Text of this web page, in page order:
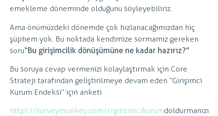
emekleme döneminde olduğunu söyleyebiliriz.
Ama önümüzdeki dönemde çok hızlanacağımızdan hiç
şüphem yok. Bu noktada kendimize sormamız gereken
soru“Bu girişimcilik dönüşümüne ne kadar hazırız?”
Bu soruya cevap vermenizi kolaylaştırmak için Core
Strateji tarafından geliştirilmeye devam eden “Girişimci
Kurum Endeksi” için anketi
https://surveymonkey.com/r/girisimcikurumdoldurmanızı